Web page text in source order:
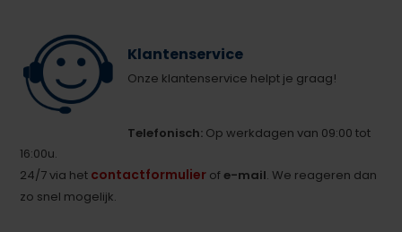
Klantenservice
Onze klantenservice helpt je graag!
Telefonisch: Op werkdagen van 09:00 tot
16:00u.
24/7 via het contactformulier ofe-mail. We reageren dan
zo snel mogelijk.